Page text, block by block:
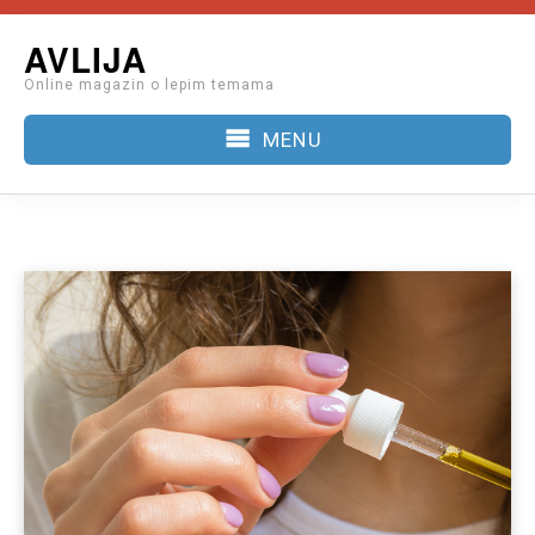
content
AVLIJA
Online magazin o lepim temama
MENU